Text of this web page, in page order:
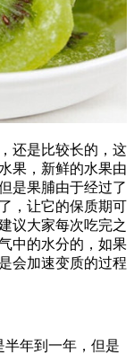
还是比较长的，这
果，新鲜的水果由
是果脯由于经过了
，让它的保质期可
议大家每次吃完之
中的水分的，如果
会加速变质的过程
年到一年，但是